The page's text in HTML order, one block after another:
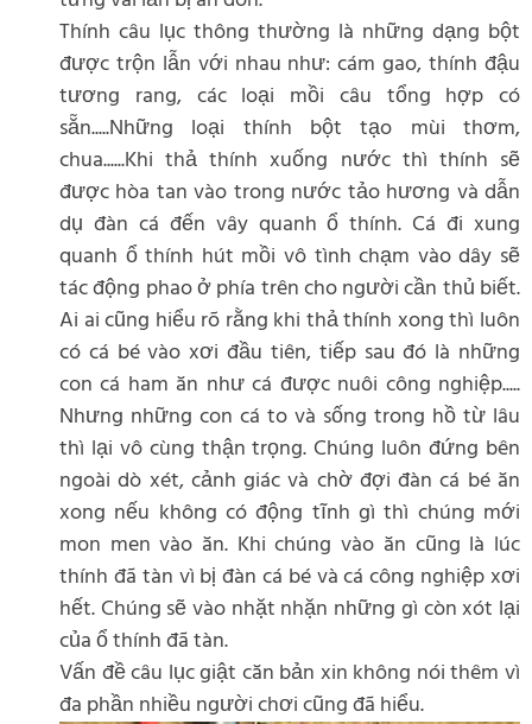
Thính câu lục thông thường là những dạng bột
được trộn lẫn với nhau như: cám gao, thính đậu
tương rang, các loại mồi câu tổng hợp có
sẵn.....Những loại thính bột tạo mùi thơm,
chua......Khi thả thính xuống nước thì thính sẽ
được hòa tan vào trong nước tảo hương và dẫn
dụ đàn cá đến vây quanh ổ thính. Cá đi xung
quanh ổ thính hút mồi vô tình chạm vào dây sẽ
tác động phao ở phía trên cho người cần thủ biết.
Ai ai cũng hiểu rõ rằng khi thả thính xong thì luôn
có cá bé vào xơi đầu tiên, tiếp sau đó là những
con cá ham ăn như cá được nuôi công nghiệp.....
Nhưng những con cá to và sống trong hồ từ lâu
thì lại vô cùng thận trọng. Chúng luôn đứng bên
ngoài dò xét, cảnh giác và chờ đợi đàn cá bé ăn
xong nếu không có động tĩnh gì thì chúng mới
mon men vào ăn. Khi chúng vào ăn cũng là lúc
thính đã tàn vì bị đàn cá bé và cá công nghiệp xơi
hết. Chúng sẽ vào nhặt nhặn những gì còn xót lại
của ổ thính đã tàn.
Vấn đề câu lục giật căn bản xin không nói thêm vì
đa phần nhiều người chơi cũng đã hiểu.